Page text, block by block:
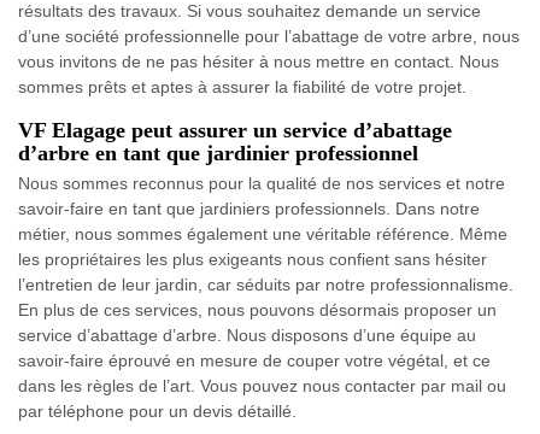
résultats des travaux. Si vous souhaitez demande un service
d’une société professionnelle pour l’abattage de votre arbre, nous
vous invitons de ne pas hésiter à nous mettre en contact. Nous
sommes prêts et aptes à assurer la fiabilité de votre projet.
VF Elagage peut assurer un service d’abattage
d’arbre en tant que jardinier professionnel
Nous sommes reconnus pour la qualité de nos services et notre
savoir-faire en tant que jardiniers professionnels. Dans notre
métier, nous sommes également une véritable référence. Même
les propriétaires les plus exigeants nous confient sans hésiter
l’entretien de leur jardin, car séduits par notre professionnalisme.
En plus de ces services, nous pouvons désormais proposer un
service d’abattage d’arbre. Nous disposons d’une équipe au
savoir-faire éprouvé en mesure de couper votre végétal, et ce
dans les règles de l’art. Vous pouvez nous contacter par mail ou
par téléphone pour un devis détaillé.